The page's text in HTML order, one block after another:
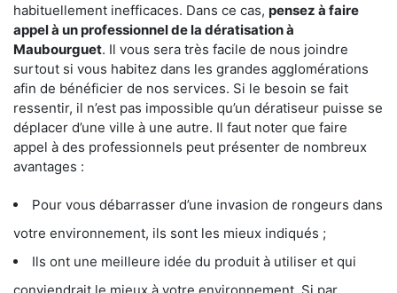
habituellement inefficaces. Dans ce cas, pensez à faire
appel à un professionnel de la dératisation à
Maubourguet. Il vous sera très facile de nous joindre
surtout si vous habitez dans les grandes agglomérations
afin de bénéficier de nos services. Si le besoin se fait
ressentir, il n’est pas impossible qu’un dératiseur puisse se
déplacer d’une ville à une autre. Il faut noter que faire
appel à des professionnels peut présenter de nombreux
avantages :
Pour vous débarrasser d’une invasion de rongeurs dans
votre environnement, ils sont les mieux indiqués ;
Ils ont une meilleure idée du produit à utiliser et qui